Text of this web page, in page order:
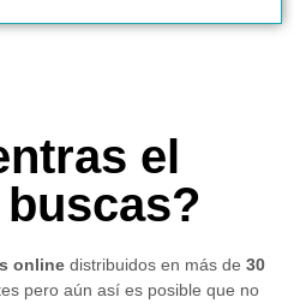
el
online distribuidos en más de 30
pero aún así es posible que no